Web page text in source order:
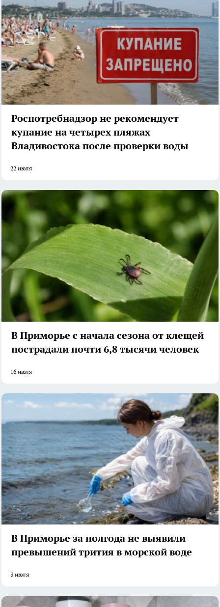
Роспотребнадзор не рекомендует
купание на четырех пляжах
Владивостока после проверки воды
22 июля
В Приморье с начала сезона от клещей
пострадали почти 6,8 тысячи человек
16 июля
В Приморье за полгода не выявили
превышений трития в морской воде
3 июля